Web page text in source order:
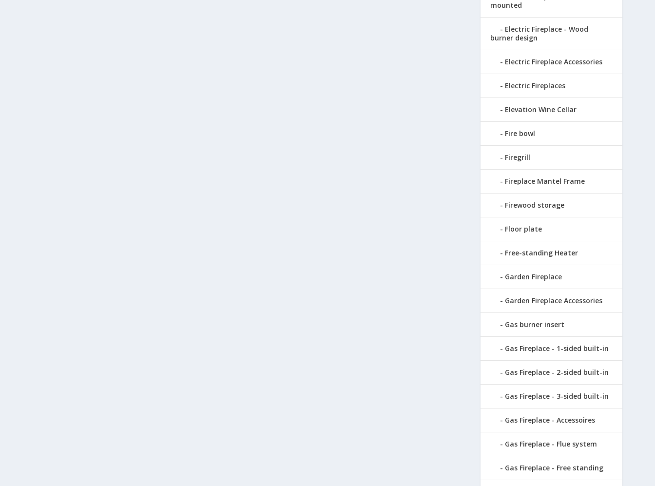
mounted
Electric Fireplace - Wood
burner design
Electric Fireplace Accessories
Electric Fireplaces
Elevation Wine Cellar
Fire bowl
Firegrill
Fireplace Mantel Frame
Firewood storage
Floor plate
Free-standing Heater
Garden Fireplace
Garden Fireplace Accessories
Gas burner insert
Gas Fireplace - 1-sided built-in
Gas Fireplace - 2-sided built-in
Gas Fireplace - 3-sided built-in
Gas Fireplace - Accessoires
Gas Fireplace - Flue system
Gas Fireplace - Free standing